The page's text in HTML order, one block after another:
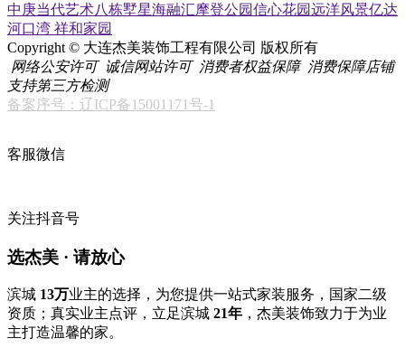
中庚当代艺术八栋墅星海融汇摩登公园信心花园远洋风景亿达
河口湾 祥和家园
Copyright © 大连杰美装饰工程有限公司 版权所有
网络公安许可 诚信网站许可 消费者权益保障 消费保障店铺
支持第三方检测
备案序号：辽ICP备15001171号-1
客服微信
关注抖音号
选杰美 · 请放心
滨城 13万业主的选择，为您提供一站式家装服务，国家二级
资质；真实业主点评，立足滨城 21年 ，杰美装饰致力于为业
主打造温馨的家。